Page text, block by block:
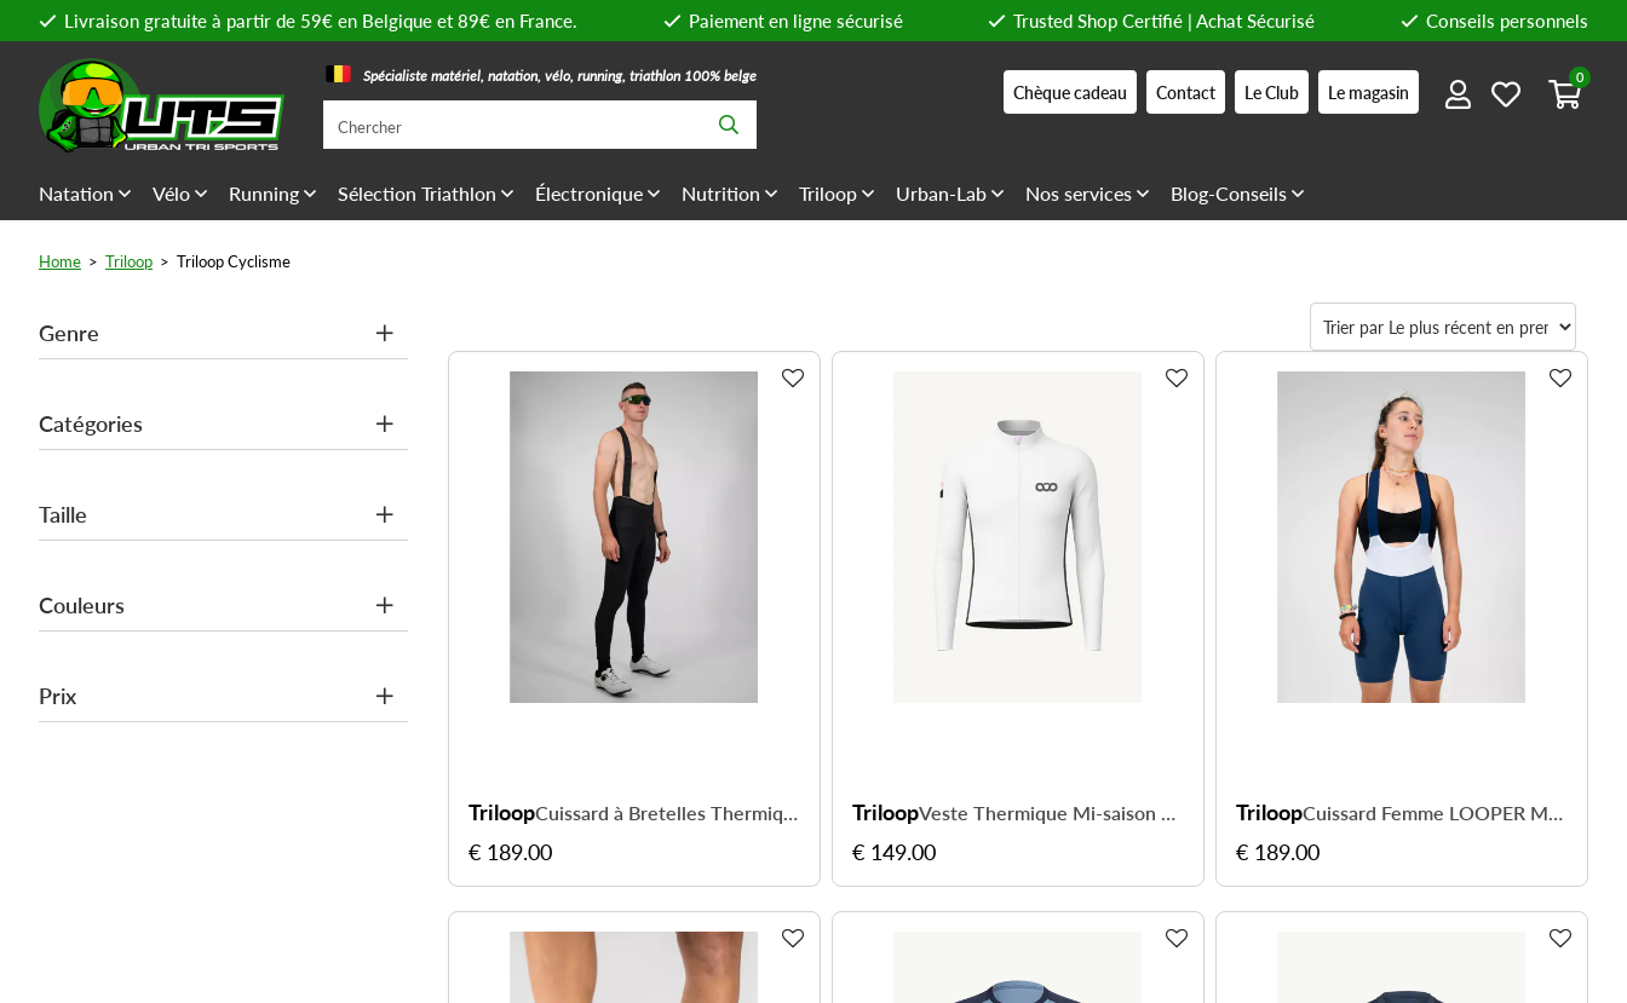
Livraison gratuite à partir de 59€ en Belgique et 89€ en France. Paiement en ligne sécurisé Trusted Shop Certifié | Achat Sécurisé Conseils personnels
Spécialiste matériel, natation, vélo, running, triathlon 100% belge
Chèque cadeau Contact Le Club Le magasin
0
Natation Vélo Running Sélection Triathlon Électronique Nutrition Triloop Urban-Lab Nos services Blog-Conseils
Home > Triloop > Triloop Cyclisme
Genre
Catégories
Taille
Couleurs
Prix
Triloop Cuissard à Bretelles Thermique IMPACT Homme
€ 189.00
Triloop Veste Thermique Mi-saison Cyclisme IMPACT Femme — Beige
€ 149.00
Triloop Cuissard Femme LOOPER Made in France et Recyclé — TOULON
€ 189.00